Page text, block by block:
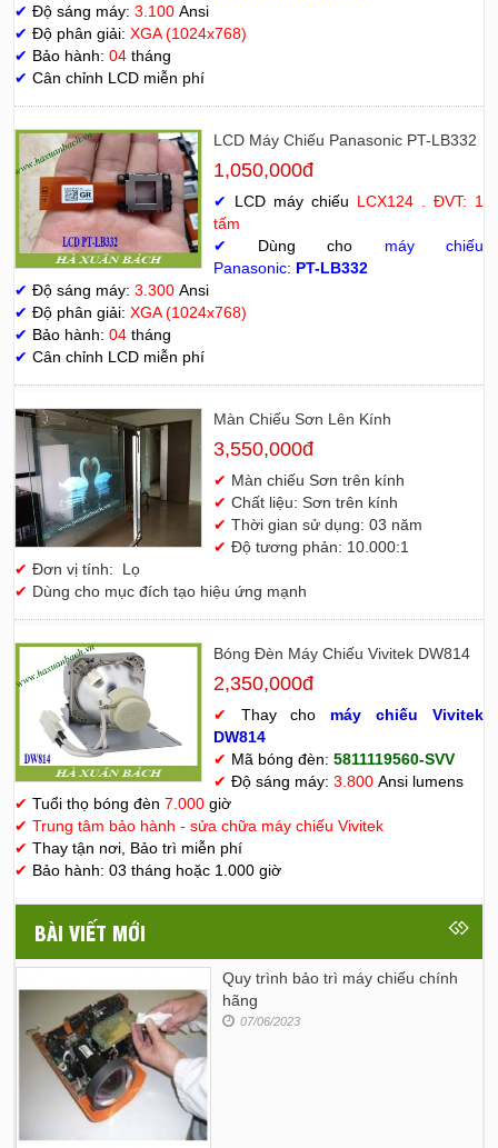
✔ Độ sáng máy: 3.100 Ansi
✔ Độ phân giải: XGA (1024x768)
✔ Bảo hành: 04 tháng
✔ Cân chỉnh LCD miễn phí
LCD Máy Chiếu Panasonic PT-LB332
1,050,000đ
✔ LCD máy chiếu LCX124 . ĐVT: 1
tấm
✔
Dùng cho máy chiếu
Panasonic: PT-LB332
✔ Độ sáng máy: 3.300 Ansi
✔ Độ phân giải: XGA (1024x768)
✔ Bảo hành: 04 tháng
✔ Cân chỉnh LCD miễn phí
Màn Chiếu Sơn Lên Kính
3,550,000đ
✔ Màn chiếu Sơn trên kính
✔ Chất liệu: Sơn trên kính
✔ Thời gian sử dụng: 03 năm
✔ Độ tương phản: 10.000:1
✔ Đơn vị tính: Lọ
✔ Dùng cho mục đích tạo hiệu ứng mạnh
Bóng Đèn Máy Chiếu Vivitek DW814
2,350,000đ
✔ Thay cho máy chiếu Vivitek
DW814
✔ Mã bóng đèn: 5811119560-SVV
✔ Độ sáng máy: 3.800Ansi lumens
✔ Tuổi thọ bóng đèn 7.000 giờ
✔ Trung tâm bảo hành - sửa chữa máy chiếu Vivitek
✔ Thay tận nơi, Bảo trì miễn phí
✔ Bảo hành: 03 tháng hoặc 1.000 giờ
BÀI VIẾT MỚI
Quy trình bảo trì máy chiếu chính
hãng
07/06/2023